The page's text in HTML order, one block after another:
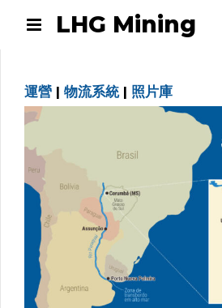
LHG Mining
運營 | 物流系統| 照片庫